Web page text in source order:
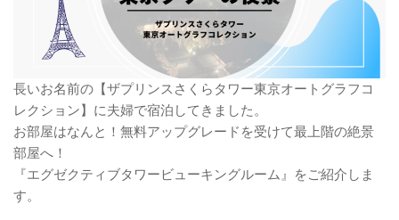
長いお名前の【ザプリンスさくらタワー東京オートグラフコ
レクション】に夫婦で宿泊してきました。
お部屋はなんと！無料アップグレードを受けて最上階の絶景
部屋へ！
『エグゼクティブタワービューキングルーム』をご紹介しま
す。